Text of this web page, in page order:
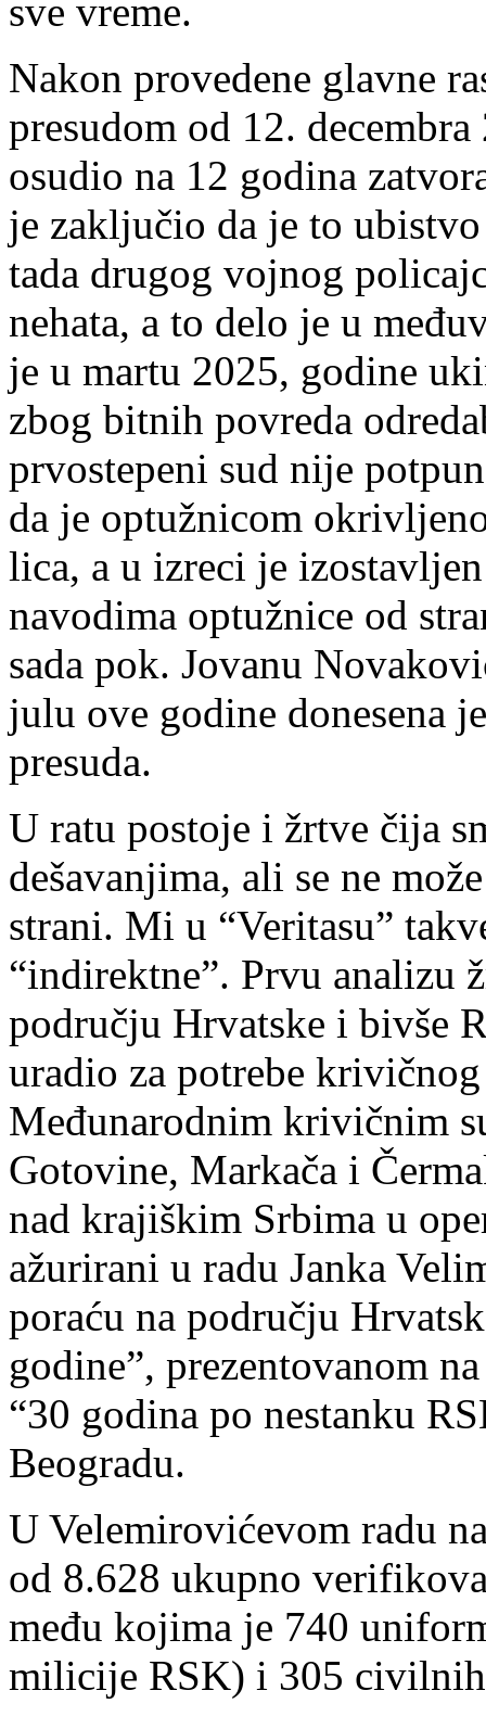
sve vreme.
Nakon provedene glavne
presudom od 12.
osudio na 12 godina
je zaključio da je to
tada drugog vojnog
nehata, a to delo je u
je u martu 2025, godine
zbog bitnih povreda
prvostepeni sud nije
da je optužnicom
lica, a u izreci je
navodima optužnice od
sada pok. Jovanu
julu ove godine donesena
presuda.
U ratu postoje i žrtve čija
dešavanjima, ali se ne
strani. Mi u “Veritasu”
“indirektne”. Prvu analizu
području Hrvatske i bivše
uradio za potrebe
Međunarodnim krivičnim
Gotovine, Markača i
nad krajiškim Srbima u
ažurirani u radu Janka
poraću na području
godine”, prezentovanom
“30 godina po nestanku
Beogradu.
U Velemirovićevom radu
od 8.628 ukupno
među kojima je 740
milicije RSK) i 305